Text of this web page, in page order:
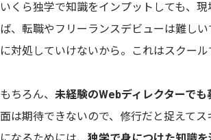
いくら独学で知識をインプットしても、
ば、転職やフリーランスデビューは難し
に対処していけないから。これはスクー
もちろん、 未経験のWebディレクターで
面は期待できないので、修行だと捉えて